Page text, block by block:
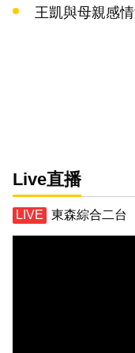
王凱與母親感
Live直播
東森綜合二台